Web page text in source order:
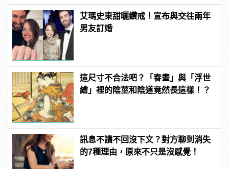
艾瑪史東甜曬鑽戒！宣布與交往兩年
男友訂婚
這尺寸不合法吧？「春畫」與「浮世
繪」裡的陰莖和陰道竟然長這樣！？
訊息不讀不回沒下文？對方聊到消失
的7種理由，原來不只是沒感覺！